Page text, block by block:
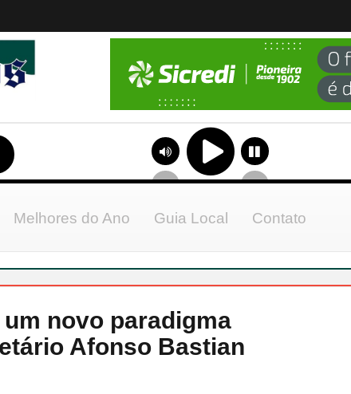
Melhores do Ano Guia Local Contato
novo paradigma
Afonso Bastian